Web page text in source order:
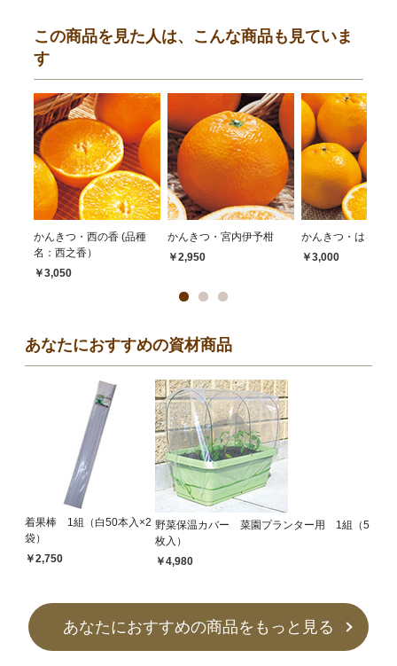
この商品を見た人は、こんな商品も見ていま
す
かんきつ・西の香 (品種
名：西之香）
￥3,050
かんきつ・宮内伊予柑
￥2,950
かんきつ・はるみ
￥3,000
あなたにおすすめの資材商品
着果棒 1組（白50本入×2
袋）
￥2,750
野菜保温カバー 菜園プランター用 1組（5
枚入）
￥4,980
あなたにおすすめの商品をもっと見る